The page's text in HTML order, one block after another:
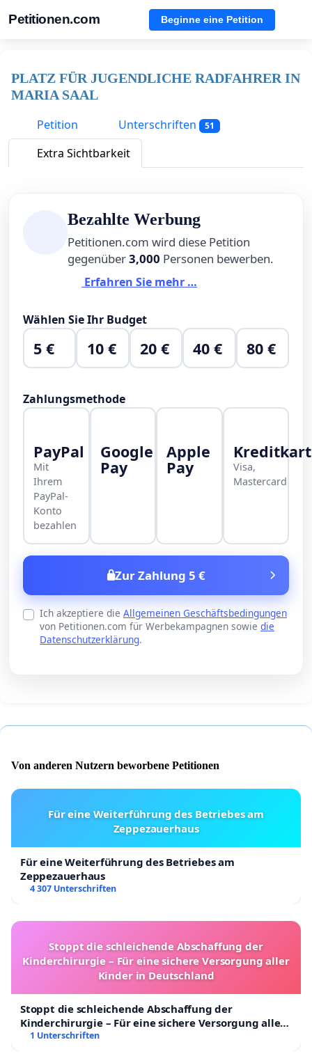
Petitionen.com Beginne eine Petition
PLATZ FÜR JUGENDLICHE RADFAHRER IN
MARIA SAAL
Petition
Unterschriften 51
Extra Sichtbarkeit
Bezahlte Werbung
Petitionen.com wird diese Petition
gegenüber3,000 Personen bewerben.
Erfahren Sie mehr …
Wählen Sie Ihr Budget
5 € 10 € 20 € 40 € 80 €
Zahlungsmethode
PayPal
Mit
Ihrem
PayPal-
Konto
bezahlen
Google
Pay
Apple
Pay
Visa,
Mastercard
Zur Zahlung 5 €
Ich akzeptiere die Allgemeinen Geschäftsbedingungen
von Petitionen.com für Werbekampagnen sowie die
Datenschutzerklärung.
Von anderen Nutzern beworbene Petitionen
Für eine Weiterführung des Betriebes am
Zeppezauerhaus
Für eine Weiterführung des Betriebes am
Zeppezauerhaus
4 307 Unterschriften
Stoppt die schleichende Abschaffung der
Kinderchirurgie – Für eine sichere Versorgung aller
Kinder in Deutschland
Stoppt die schleichende Abschaffung der
Kinderchirurgie – Für eine sichere Versorgung aller
Kinder in Deutschland
1 Unterschriften